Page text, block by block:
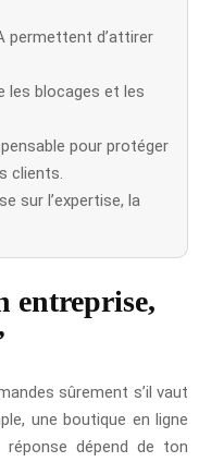
permettent d’attirer
les blocages et les
pour protéger
clients.
sur l’expertise, la
entreprise,
sûrement s’il vaut
une boutique en ligne
dépend de ton